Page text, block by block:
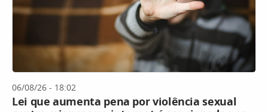
06/08/26 - 18:02
Lei que aumenta pena por violência sexual